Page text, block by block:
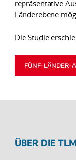
repräsentative
Länderebene
Die Studie
FÜNF-LÄNDER-
ÜBER DIE TLM